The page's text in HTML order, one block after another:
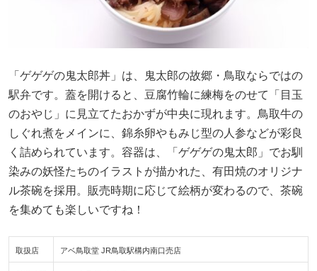
「ゲゲゲの鬼太郎丼」は、鬼太郎の故郷・鳥取ならではの
駅弁です。蓋を開けると、豆腐竹輪に練梅をのせて「目玉
のおやじ」に見立てたおかずが中央に現れます。鳥取牛の
しぐれ煮をメインに、錦糸卵やもみじ型の人参などが彩良
く詰められています。容器は、「ゲゲゲの鬼太郎」でお馴
染みの妖怪たちのイラストが描かれた、有田焼のオリジナ
ル茶碗を採用。販売時期に応じて絵柄が変わるので、茶碗
を集めても楽しいですね！
取扱店 アベ鳥取堂 JR鳥取駅構内南口売店